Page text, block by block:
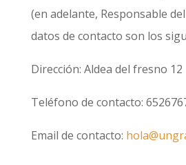
(en adelante, Responsable
datos de contacto son los
Dirección: Aldea del fresno 12
Teléfono de contacto:
Email de contacto: